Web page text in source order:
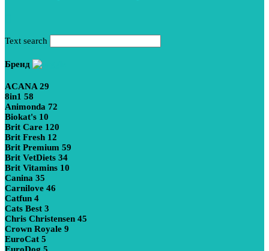
Text search
Бренд
ACANA 29
8in1 58
Animonda 72
Biokat's 10
Brit Care 120
Brit Fresh 12
Brit Premium 59
Brit VetDiets 34
Brit Vitamins 10
Canina 35
Carnilove 46
Catfun 4
Cats Best 3
Chris Christensen 45
Crown Royale 9
EuroCat 5
EuroDog 5